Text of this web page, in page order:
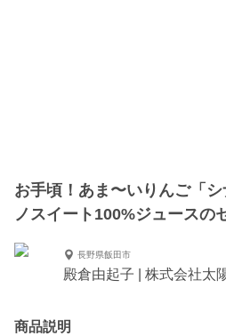
お手頃！あま〜いりんご「
ノスイート100%ジュースの
長野県飯田市
殿倉由起子 | 株式会社太
商品説明